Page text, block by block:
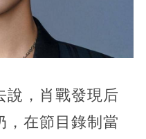
說，肖戰發現后
，在節目錄制當